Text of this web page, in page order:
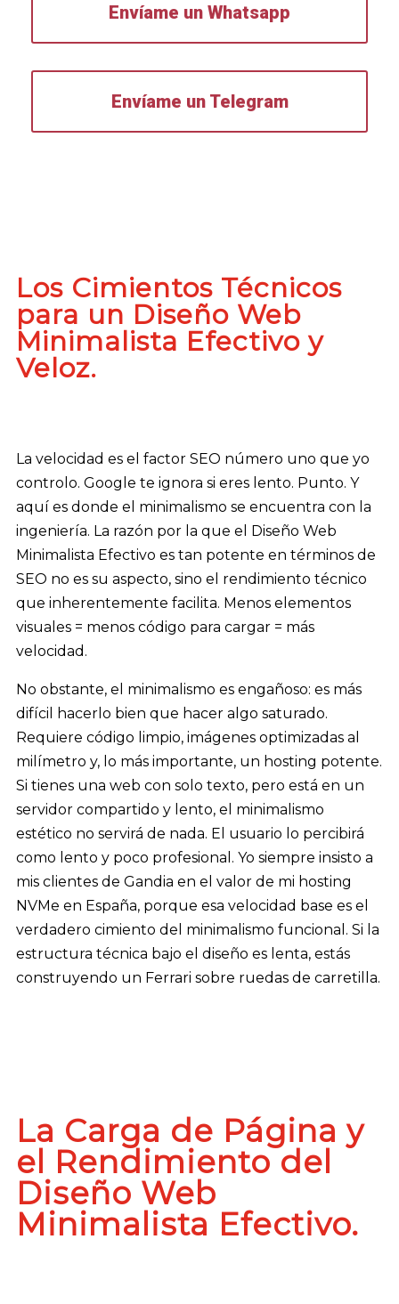
Envíame un Whatsapp
Envíame un Telegram
Los Cimientos Técnicos
para un Diseño Web
Minimalista Efectivo y
Veloz.
La velocidad es el factor SEO número uno que yo
controlo. Google te ignora si eres lento. Punto. Y
aquí es donde el minimalismo se encuentra con la
ingeniería. La razón por la que el Diseño Web
Minimalista Efectivo es tan potente en términos de
SEO no es su aspecto, sino el rendimiento técnico
que inherentemente facilita. Menos elementos
visuales = menos código para cargar = más
velocidad.
No obstante, el minimalismo es engañoso: es más
difícil hacerlo bien que hacer algo saturado.
Requiere código limpio, imágenes optimizadas al
milímetro y, lo más importante, un hosting potente.
Si tienes una web con solo texto, pero está en un
servidor compartido y lento, el minimalismo
estético no servirá de nada. El usuario lo percibirá
como lento y poco profesional. Yo siempre insisto a
mis clientes de Gandia en el valor de mi hosting
NVMe en España, porque esa velocidad base es el
verdadero cimiento del minimalismo funcional. Si la
estructura técnica bajo el diseño es lenta, estás
construyendo un Ferrari sobre ruedas de carretilla.
La Carga de Página y
el Rendimiento del
Diseño Web
Minimalista Efectivo.